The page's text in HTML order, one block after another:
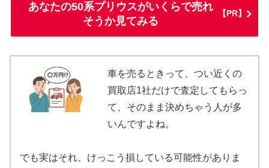
あなたの50系プリウスがいくらで売れ
そうか見てみる
【PR】
車を売るときって、つい近くの
買取店1社だけで査定してもらっ
て、そのまま決めちゃう人が多
いんですよね。
でも実はそれ、けっこう損している可能性がありま